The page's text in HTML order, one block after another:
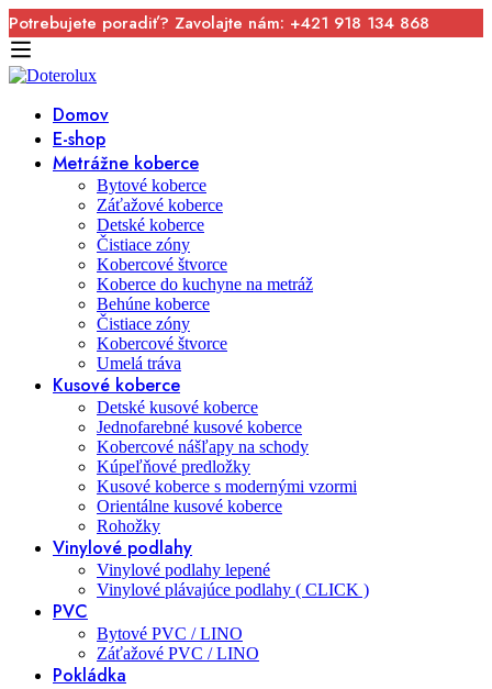
Potrebujete poradiť? Zavolajte nám: +421 918 134 868
Domov
E-shop
Metrážne koberce
Bytové koberce
Záťažové koberce
Detské koberce
Čistiace zóny
Kobercové štvorce
Koberce do kuchyne na metráž
Behúne koberce
Čistiace zóny
Kobercové štvorce
Umelá tráva
Kusové koberce
Detské kusové koberce
Jednofarebné kusové koberce
Kobercové nášľapy na schody
Kúpeľňové predložky
Kusové koberce s modernými vzormi
Orientálne kusové koberce
Rohožky
Vinylové podlahy
Vinylové podlahy lepené
Vinylové plávajúce podlahy ( CLICK )
PVC
Bytové PVC / LINO
Záťažové PVC / LINO
Pokládka